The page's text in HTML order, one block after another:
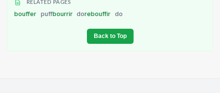
RELATED PAGES
bouffer puffbourrir dorebouffir do
Back to Top